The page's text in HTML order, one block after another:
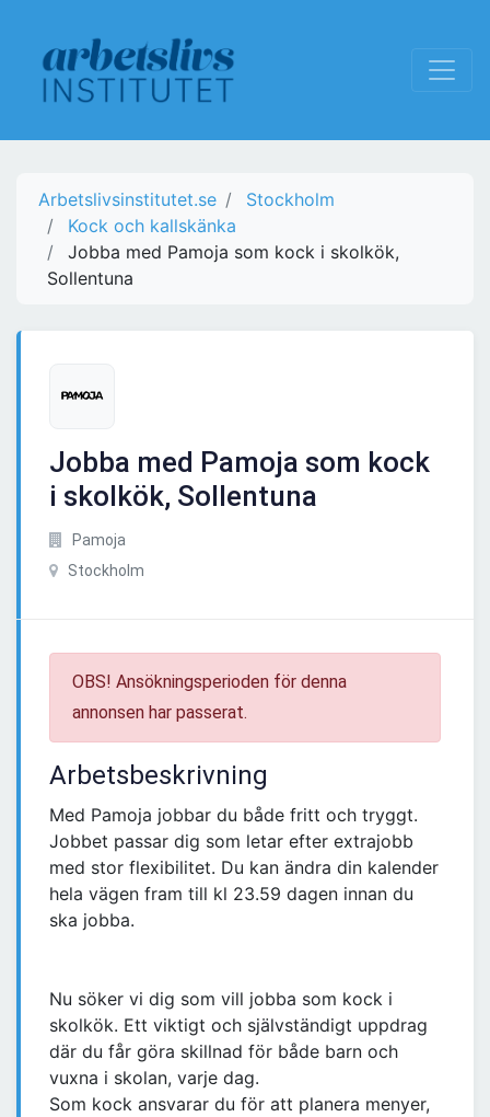
Arbetslivsinstitutet.se
Stockholm
Kock och kallskänka
Jobba med Pamoja som kock i skolkök,
Sollentuna
Jobba med Pamoja som kock
i skolkök, Sollentuna
Pamoja
Stockholm
OBS! Ansökningsperioden för denna
annonsen har passerat.
Arbetsbeskrivning
Med Pamoja jobbar du både fritt och tryggt.
Jobbet passar dig som letar efter extrajobb
med stor flexibilitet. Du kan ändra din kalender
hela vägen fram till kl 23.59 dagen innan du
ska jobba.
Nu söker vi dig som vill jobba som kock i
skolkök. Ett viktigt och självständigt uppdrag
där du får göra skillnad för både barn och
vuxna i skolan, varje dag.
Som kock ansvarar du för att planera menyer,